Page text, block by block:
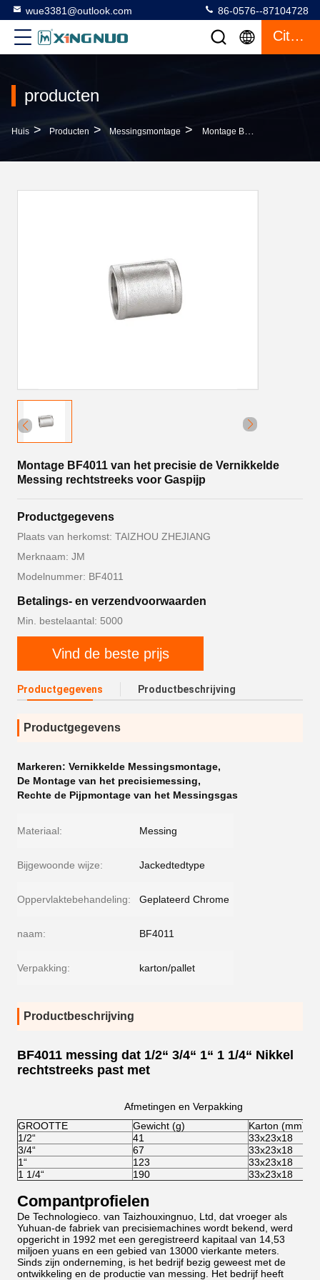
wue3381@outlook.com 86-0576--87104728
Citaat
producten
Huis > Producten > Messingsmontage > Montage BF4011 Van Het Precisie De Vernikkelde Messing Rechtstreeks Voor Gaspijp
Montage BF4011 van het precisie de Vernikkelde
Messing rechtstreeks voor Gaspijp
Productgegevens
Plaats van herkomst: TAIZHOU ZHEJIANG
Merknaam: JM
Modelnummer: BF4011
Betalings- en verzendvoorwaarden
Min. bestelaantal: 5000
Vind de beste prijs
Productgegevens Productbeschrijving
Productgegevens
Markeren: Vernikkelde Messingsmontage,
De Montage van het precisiemessing,
Rechte de Pijpmontage van het Messingsgas
Materiaal: Messing
Bijgewoonde wijze: Jackedtedtype
Oppervlaktebehandeling: Geplateerd Chrome
naam: BF4011
Verpakking: karton/pallet
Productbeschrijving
BF4011 messing dat 1/2“ 3/4“ 1“ 1 1/4“ Nikkel
rechtstreeks past met
Afmetingen en Verpakking
GROOTTE
Gewicht (g)
Karton (mm)
1/2“
41
33x23x18
3/4“
67
33x23x18
1“
123
33x23x18
1 1/4“
190 33x23x18
Compantprofielen
De Technologieco. van Taizhouxingnuo, Ltd, dat vroeger als
Yuhuan-de fabriek van precisiemachines wordt bekend, werd
opgericht in 1992 met een geregistreerd kapitaal van 14,53
miljoen yuans en een gebied van 13000 vierkante meters.
Sinds zijn onderneming, is het bedrijf bezig geweest met de
ontwikkeling en de productie van messing. Het bedrijf heeft